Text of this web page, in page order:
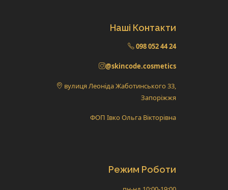
Наші Контакти
098 052 44 24
@skincode.cosmetics
вулиця Леоніда Жаботинського 33,
Запоріжжя
ФОП Івко Ольга Вікторівна
Режим Роботи